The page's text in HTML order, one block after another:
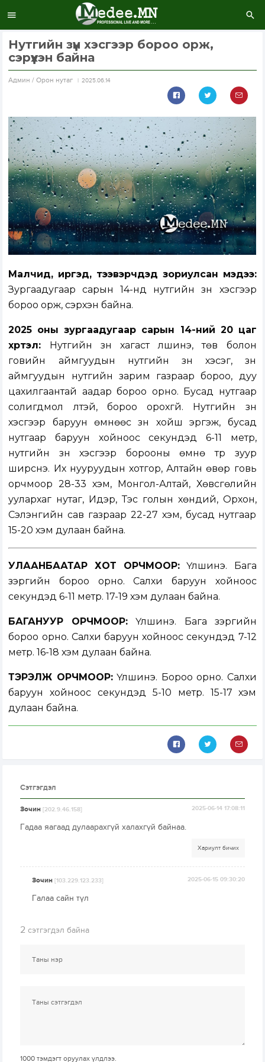
Нутгийн зүүн хэсгээр бороо орж,
сэрүүхэн байна
Aдмин / Орон нутаг 2025.06.14
Малчид, иргэд, тээвэрчдэд зориулсан мэдээ:
Зургаадугаар сарын 14-нд нутгийн зүүн хэсгээр
бороо орж, сэрүүхэн байна.
2025 оны зургаадугаар сарын 14-ний 20 цаг
хүртэл: Нутгийн зүүн хагаст үүлшинэ, төв болон
говийн аймгуудын нутгийн зүүн хэсэг, зүүн
аймгуудын нутгийн зарим газраар бороо, дуу
цахилгаантай аадар бороо орно. Бусад нутгаар
солигдмол үүлтэй, бороо орохгүй. Нутгийн зүүн
хэсгээр баруун өмнөөс зүүн хойш эргэж, бусад
нутгаар баруун хойноос секундэд 6-11 метр,
нутгийн зүүн хэсгээр борооны өмнө түр зуур
ширүүснэ. Их нууруудын хотгор, Алтайн өвөр говь
орчмоор 28-33 хэм, Монгол-Алтай, Хөвсгөлийн
уулархаг нутаг, Идэр, Тэс голын хөндий, Орхон,
Сэлэнгийн сав газраар 22-27 хэм, бусад нутгаар
15-20 хэм дулаан байна.
УЛААНБААТАР ХОТ ОРЧМООР: Үүлшинэ. Бага
зэргийн бороо орно. Салхи баруун хойноос
секундэд 6-11 метр. 17-19 хэм дулаан байна.
БАГАНУУР ОРЧМООР: Үүлшинэ. Бага зэргийн
бороо орно. Салхи баруун хойноос секундэд 7-12
метр. 16-18 хэм дулаан байна.
ТЭРЭЛЖ ОРЧМООР:Үүлшинэ. Бороо орно. Салхи
баруун хойноос секундэд 5-10 метр. 15-17 хэм
дулаан байна.
Сэтгэгдэл
Зочин[202.9.46.158] 2025-06-14 17:08:11
Гадаа яагаад дулаарахгүй халахгүй байнаа.
Хариулт бичих
Зочин[103.229.123.233] 2025-06-15 09:30:20
Галаа сайн түл
2 сэтгэгдэл байна
1000 тэмдэгт оруулах үлдлээ.